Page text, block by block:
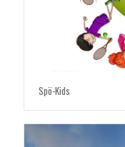
Spö-Kids